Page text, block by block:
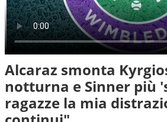
Alcaraz smonta
notturna e Sinner più
ragazze la mia